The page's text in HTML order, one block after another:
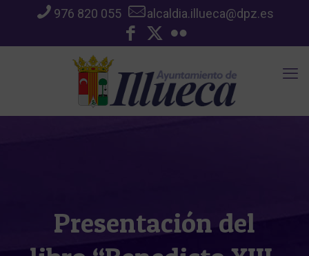
976 820 055 alcaldia.illueca@dpz.es
Presentación del